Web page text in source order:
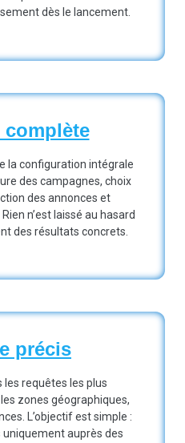
dès le lancement.
complète
la configuration intégrale
des campagnes, choix
des annonces et
n’est laissé au hasard
des résultats concrets.
précis
les requêtes les plus
zones géographiques,
L’objectif est simple :
auprès des